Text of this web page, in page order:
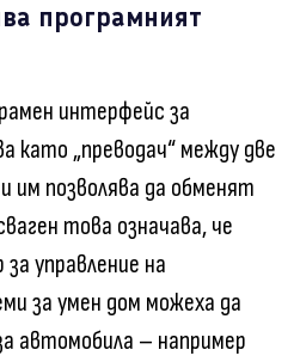
програмният
интерфейс за
като „преводач“ между две
им позволява да обменят
това означава, че
управление на
за умен дом можеха да
автомобила – например